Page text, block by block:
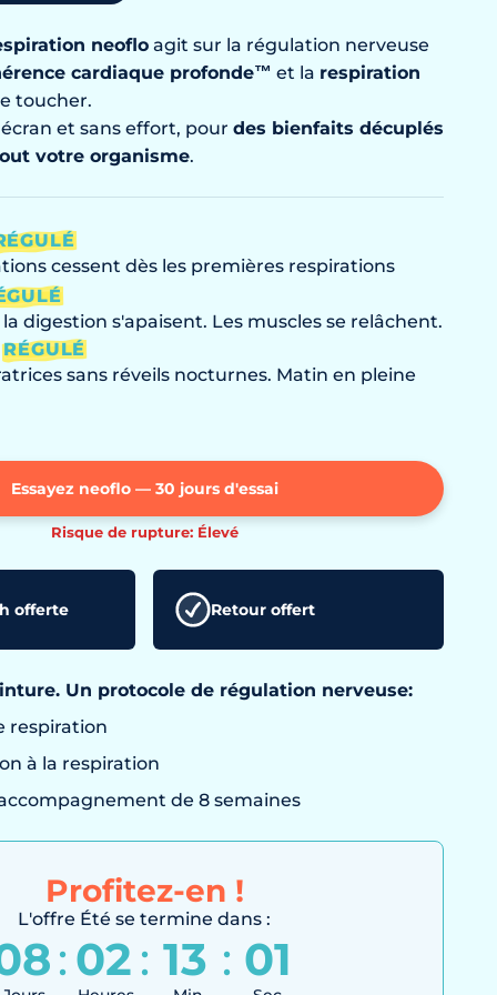
neoflo agit sur la régulation nerveuse
cardiaque profonde™ et la respiration
toucher.
et sans effort, pour des bienfaits décuplés
votre organisme.
cessent dès les premières respirations
digestion s'apaisent. Les muscles se relâchent.
RÉGULÉ
sans réveils nocturnes. Matin en pleine
Essayez neoflo — 30 jours d'essai
Risque de rupture: Élevé
offerte Retour offert
Un protocole de régulation nerveuse:
respiration
à la respiration
de 8 semaines
Profitez-en !
L'offre Été se termine dans :
:02 : 13 : 00